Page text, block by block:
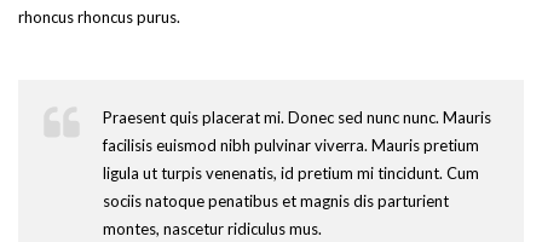
rhoncus rhoncus purus.
Praesent quis placerat mi. Donec sed nunc nunc. Mauris
facilisis euismod nibh pulvinar viverra. Mauris pretium
ligula ut turpis venenatis, id pretium mi tincidunt. Cum
sociis natoque penatibus et magnis dis parturient
montes, nascetur ridiculus mus.